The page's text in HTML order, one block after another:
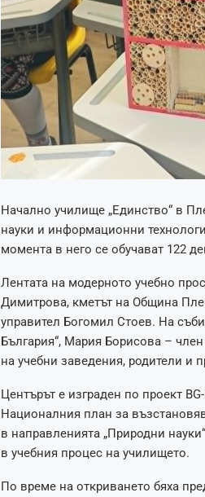
Начално училище „Единство“ в
науки и информационни
момента в него се обучават 122
Лентата на модерното учебно
Димитрова, кметът на Община
управител Богомил Стоев. На
България“, Мария Борисова –
на учебни заведения, родители и
Центърът е изграден по проект
Националния план за
в направленията „Природни
в учебния процес на училището.
По време на откриването бяха